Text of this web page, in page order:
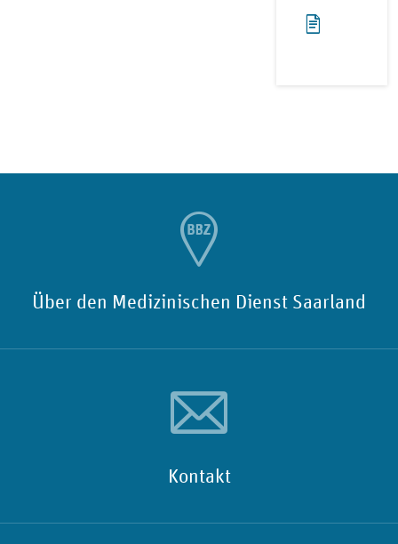
Über den Medizinischen Dienst Saarland
Kontakt